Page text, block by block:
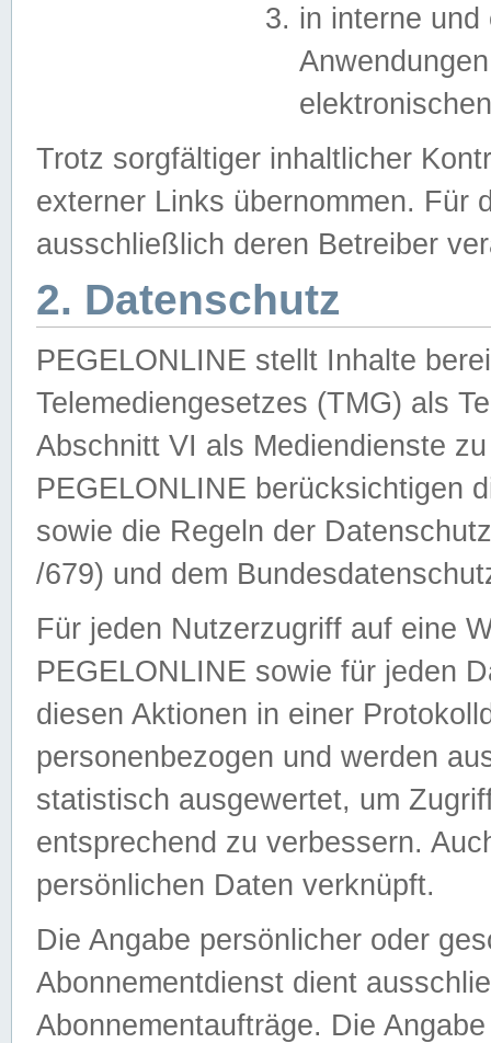
in interne
Trotz sorgfältiger inhaltlicher
externer Links übernommen. Für
ausschließlich deren Betreiber
2. Datenschutz
PEGELONLINE stellt Inhalte
Telemediengesetzes (TMG) als
Abschnitt VI als Mediendienste
PEGELONLINE berücksichtigen
sowie die Regeln der
/679) und dem
Für jeden Nutzerzugriff auf eine
PEGELONLINE sowie für jeden
diesen Aktionen in einer
personenbezogen und werden
statistisch ausgewertet, um
entsprechend zu verbessern.
persönlichen Daten verknüpft.
Die Angabe persönlicher oder
Abonnementdienst dient
Abonnementaufträge. Die